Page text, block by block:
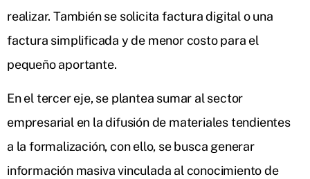
realizar. También se solicita factura digital o una
factura simplificada y de menor costo para el
pequeño aportante.
En el tercer eje, se plantea sumar al sector
empresarial en la difusión de materiales tendientes
a la formalización, con ello, se busca generar
información masiva vinculada al conocimiento de